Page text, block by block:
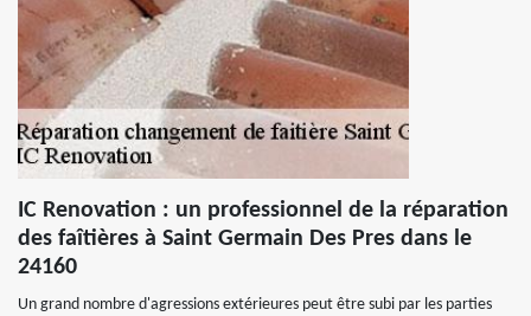
IC Renovation : un professionnel de la réparation
des faîtières à Saint Germain Des Pres dans le
24160
Un grand nombre d'agressions extérieures peut être subi par les parties